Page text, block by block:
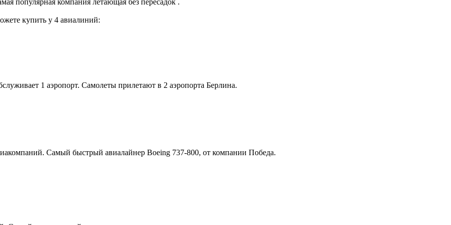
купить у 4 авиалиний:
1 аэропорт. Самолеты прилетают в 2 аэропорта Берлина.
Самый быстрый авиалайнер Boeing 737-800, от компании Победа.